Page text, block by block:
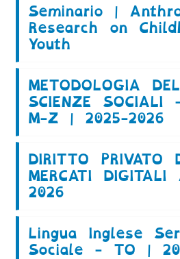
Seminario |
Research on
Youth
METODOLOGIA
SCIENZE SOCIALI
M-Z | 2025-2026
DIRITTO PRIVATO
MERCATI
2026
Lingua Inglese
Sociale - TO |